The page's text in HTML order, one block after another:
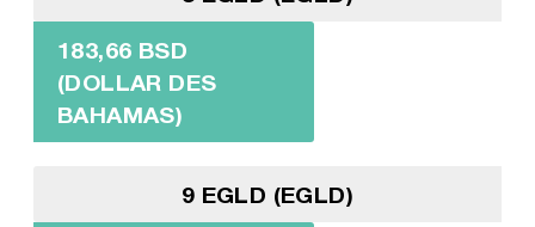
183,66 BSD
(DOLLAR DES
BAHAMAS)
9 EGLD (EGLD)